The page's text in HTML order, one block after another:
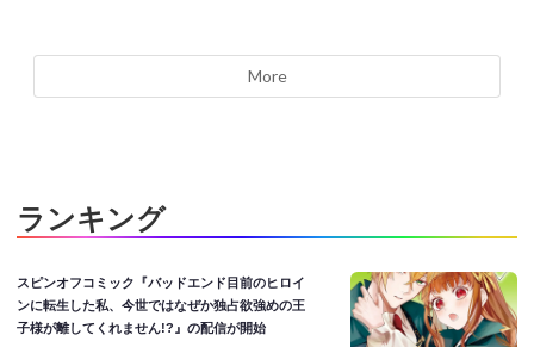
More
ランキング
スピンオフコミック『バッドエンド目前のヒロイ
ンに転生した私、今世ではなぜか独占欲強めの王
子様が離してくれません!?』の配信が開始